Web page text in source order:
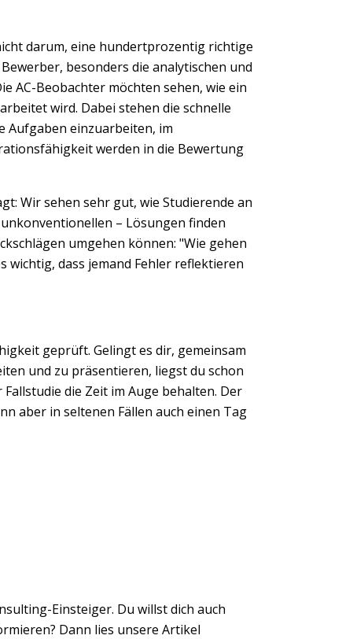
darum, eine hundertprozentig richtige
besonders die analytischen und
AC-Beobachter möchten sehen, wie ein
wird. Dabei stehen die schnelle
Aufgaben einzuarbeiten, im
werden in die Bewertung
Wir sehen sehr gut, wie Studierende an
– Lösungen finden
umgehen können: "Wie gehen
wichtig, dass jemand Fehler reflektieren
geprüft. Gelingt es dir, gemeinsam
und zu präsentieren, liegst du schon
die Zeit im Auge behalten. Der
aber in seltenen Fällen auch einen Tag
Einsteiger. Du willst dich auch
Dann lies unsere Artikel